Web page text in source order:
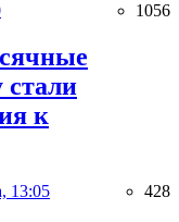
1056
стали
к
13:05 428